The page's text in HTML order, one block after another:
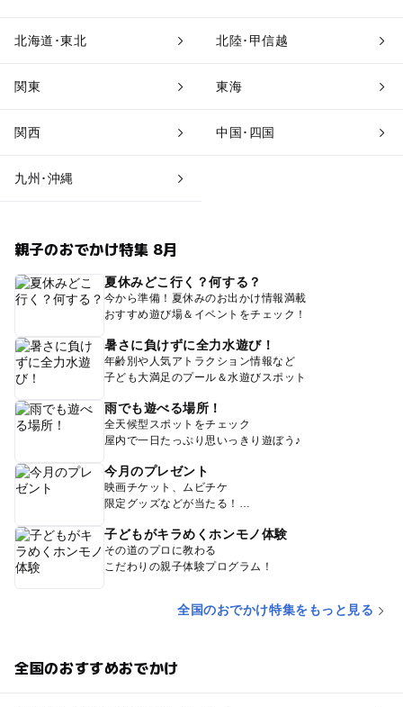
北海道･東北 北陸･甲信越
関東 東海
関西 中国･四国
九州･沖縄
親子のおでかけ特集 8月
夏休みどこ行く？何する？
今から準備！夏休みのお出かけ情報満載
おすすめ遊び場＆イベントをチェック！
暑さに負けずに全力水遊び！
年齢別や人気アトラクション情報など
子ども大満足のプール＆水遊びスポット
雨でも遊べる場所！
全天候型スポットをチェック
屋内で一日たっぷり思いっきり遊ぼう♪
今月のプレゼント
映画チケット、ムビチケ
限定グッズなどが当たる！
子どもがキラめくホンモノ体験
その道のプロに教わる
こだわりの親子体験プログラム！
全国のおでかけ特集をもっと見る
全国のおすすめおでかけ